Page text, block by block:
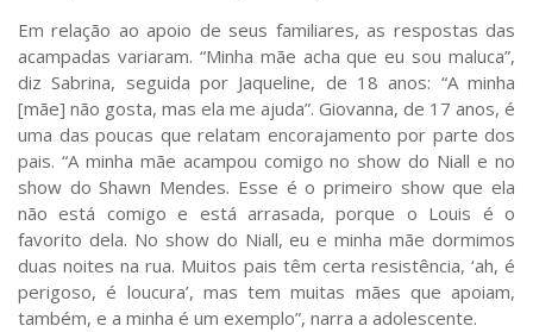
Em relação ao apoio de seus familiares, as respostas das
acampadas variaram. “Minha mãe acha que eu sou maluca”,
diz Sabrina, seguida por Jaqueline, de 18 anos: “A minha
[mãe] não gosta, mas ela me ajuda”. Giovanna, de 17 anos, é
uma das poucas que relatam encorajamento por parte dos
pais. “A minha mãe acampou comigo no show do Niall e no
show do Shawn Mendes. Esse é o primeiro show que ela
não está comigo e está arrasada, porque o Louis é o
favorito dela. No show do Niall, eu e minha mãe dormimos
duas noites na rua. Muitos pais têm certa resistência, ‘ah, é
perigoso, é loucura’, mas tem muitas mães que apoiam,
também, e a minha é um exemplo”, narra a adolescente.